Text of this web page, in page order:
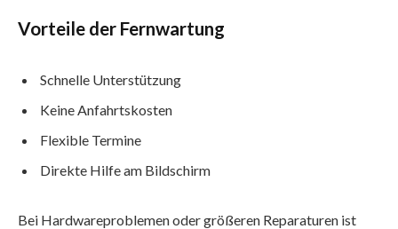
Vorteile der Fernwartung
Schnelle Unterstützung
Keine Anfahrtskosten
Flexible Termine
Direkte Hilfe am Bildschirm
Bei Hardwareproblemen oder größeren Reparaturen ist